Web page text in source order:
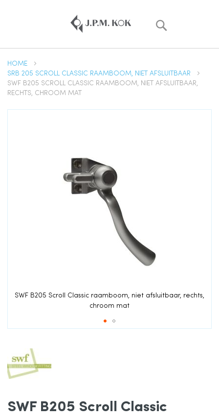
HOME
SRB 205 SCROLL CLASSIC RAAMBOOM, NIET AFSLUITBAAR
SWF B205 SCROLL CLASSIC RAAMBOOM, NIET AFSLUITBAAR,
RECHTS, CHROOM MAT
SWF B205 Scroll Classic
gallerij
SWF B205 Scroll Classic raamboom, niet afsluitbaar, rechts,
chroom mat
naar
begin